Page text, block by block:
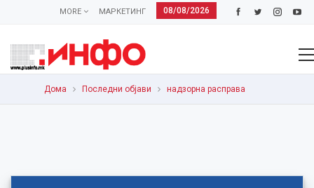
08/08/2026
МАРКЕТИНГ
MORE
Дома Последни објави надзорна расправа